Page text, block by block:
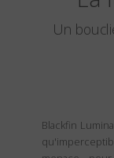
Un
Blackfin